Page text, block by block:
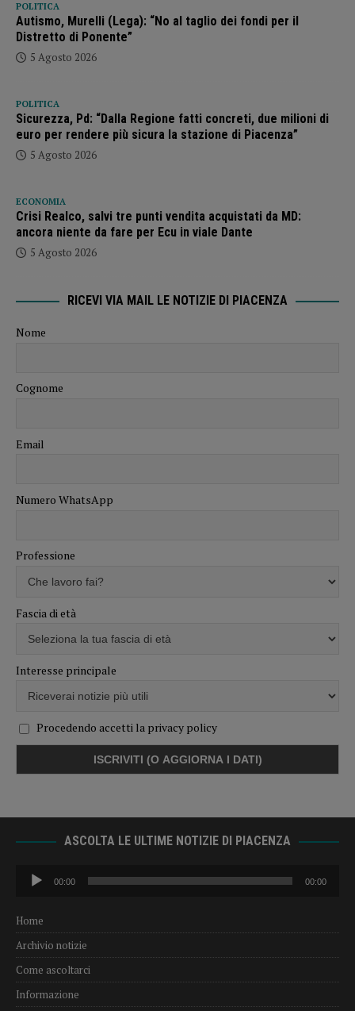
POLITICA
Autismo, Murelli (Lega): “No al taglio dei fondi per il
Distretto di Ponente”
5 Agosto 2026
POLITICA
Sicurezza, Pd: “Dalla Regione fatti concreti, due milioni di
euro per rendere più sicura la stazione di Piacenza”
5 Agosto 2026
ECONOMIA
Crisi Realco, salvi tre punti vendita acquistati da MD:
ancora niente da fare per Ecu in viale Dante
5 Agosto 2026
RICEVI VIA MAIL LE NOTIZIE DI PIACENZA
Nome
Cognome
Email
Numero WhatsApp
Professione
Fascia di età
Interesse principale
Procedendo accetti la privacy policy
ASCOLTA LE ULTIME NOTIZIE DI PIACENZA
Audio
Player
00:00 00:00
Home
Archivio notizie
Come ascoltarci
Informazione